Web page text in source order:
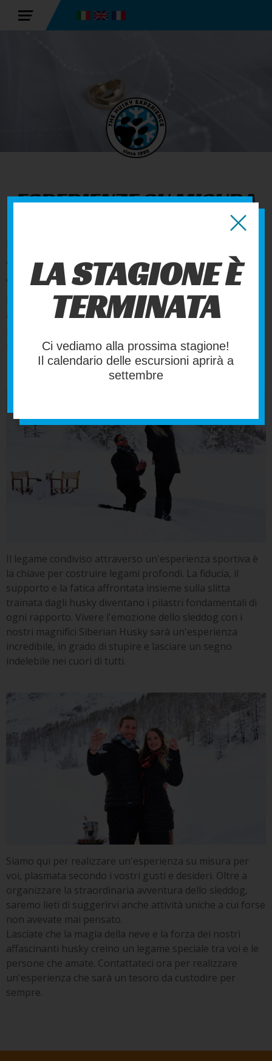
LA STAGIONE È
TERMINATA
Ci vediamo alla prossima stagione!
Il calendario delle escursioni aprirà a
settembre
ESPERIENZE SU MISURA
affettivi
Vieni a scoprire come lo sport e l'avventura sulla neve
possono diventare il collante perfetto per i tuoi rapporti
affettivi. Nel cuore dell'incredibile scenario delle Alpi
indimenticabili per rafforzare i legami con chi ami.
Il legame condiviso attraverso un'esperienza sportiva è
la chiave per costruire legami profondi. La fiducia, il
supporto e la fatica affrontata insieme sulla slitta
trainata dagli husky diventano i pilastri fondamentali di
ogni rapporto. Vivere l'emozione dello sleddog con i
nostri magnifici Siberian Husky sarà un'esperienza
incredibile, in grado di stupire e lasciare un segno
indelebile nei cuori di tutti.
Siamo qui per realizzare un'esperienza su misura per
voi, plasmata secondo i vostri gusti e desideri. Oltre a
organizzare la straordinaria avventura dello sleddog,
saremo lieti di suggerirvi anche attività uniche a cui forse
non avevate mai pensato.
Lasciate che la magia della neve e la forza dei nostri
affascinanti husky creino un legame speciale tra voi e le
persone che amate. Contattateci ora per realizzare
un'esperienza che sarà un tesoro da custodire per
sempre.